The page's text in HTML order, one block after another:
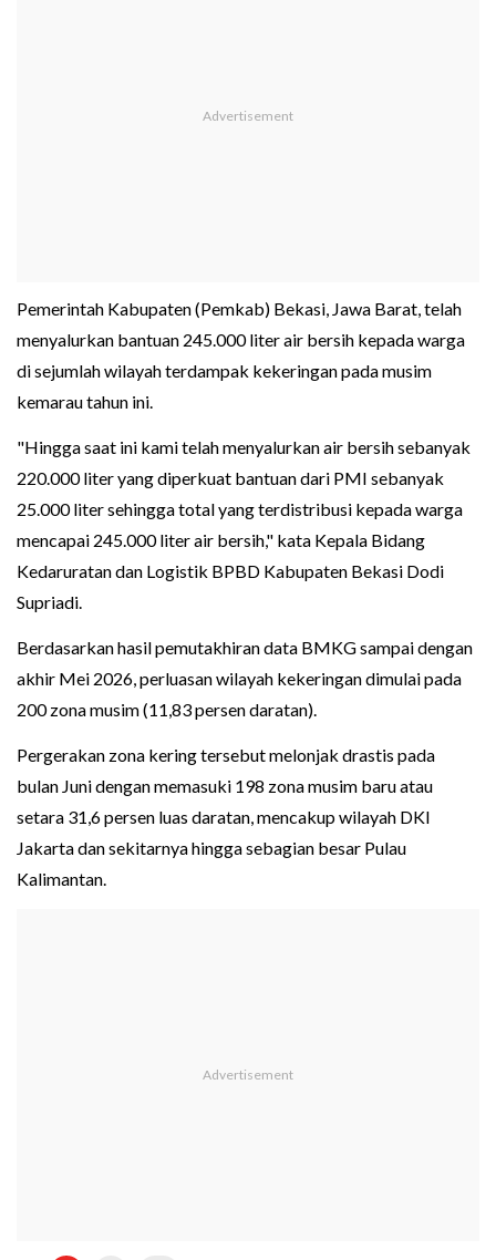
Pemerintah Kabupaten (Pemkab) Bekasi, Jawa Barat, telah
menyalurkan bantuan 245.000 liter air bersih kepada warga
di sejumlah wilayah terdampak kekeringan pada musim
kemarau tahun ini.
"Hingga saat ini kami telah menyalurkan air bersih sebanyak
220.000 liter yang diperkuat bantuan dari PMI sebanyak
25.000 liter sehingga total yang terdistribusi kepada warga
mencapai 245.000 liter air bersih," kata Kepala Bidang
Kedaruratan dan Logistik BPBD Kabupaten Bekasi Dodi
Supriadi.
Berdasarkan hasil pemutakhiran data BMKG sampai dengan
akhir Mei 2026, perluasan wilayah kekeringan dimulai pada
200 zona musim (11,83 persen daratan).
Pergerakan zona kering tersebut melonjak drastis pada
bulan Juni dengan memasuki 198 zona musim baru atau
setara 31,6 persen luas daratan, mencakup wilayah DKI
Jakarta dan sekitarnya hingga sebagian besar Pulau
Kalimantan.